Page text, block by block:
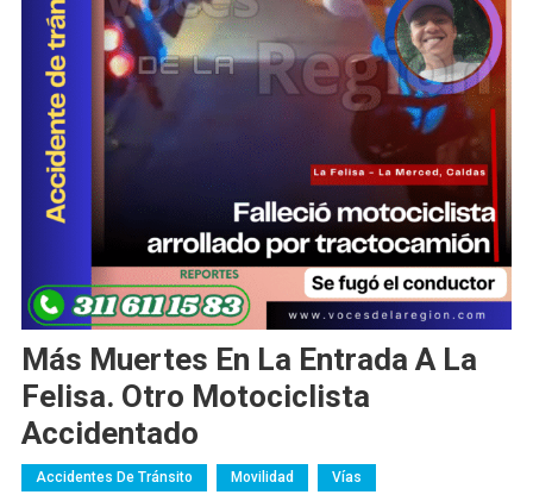
Más Muertes En La Entrada A La
Felisa. Otro Motociclista
Accidentado
Accidentes De Tránsito Movilidad Vías